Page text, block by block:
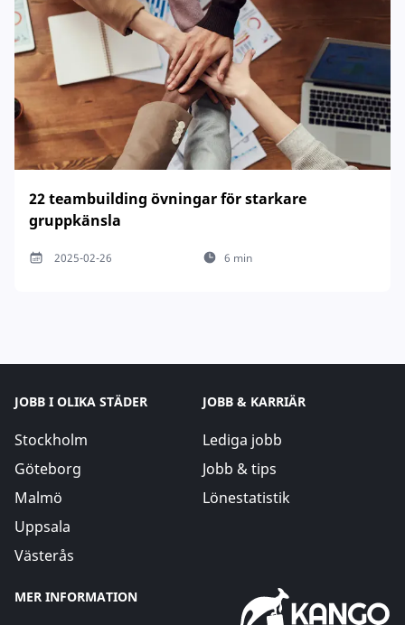
22 teambuilding övningar för starkare
gruppkänsla
2025-02-26 6 min
JOBB I OLIKA STÄDER
Stockholm
Göteborg
Malmö
Uppsala
Västerås
JOBB & KARRIÄR
Lediga jobb
Jobb & tips
Lönestatistik
MER INFORMATION